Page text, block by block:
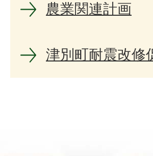
農業関連計画
津別町耐震改修